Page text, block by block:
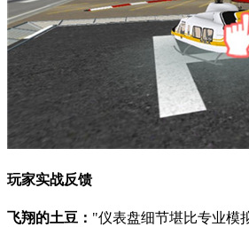
玩家实战反馈
飞翔的土豆： "仪表盘细节堪比专业模